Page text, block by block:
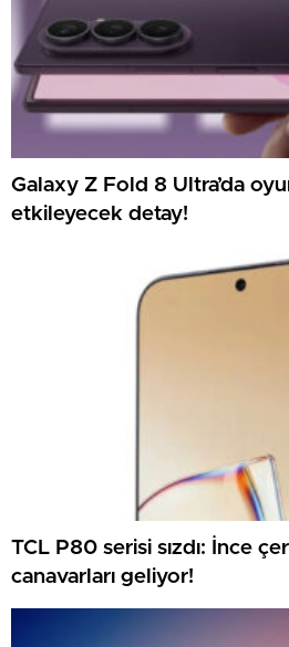
Galaxy Z Fold 8 Ultra’da
etkileyecek detay!
TCL P80 serisi sızdı: İnce
canavarları geliyor!